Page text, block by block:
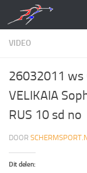
Doorgaan naar
VIDEO
26032011 ws
VELIKAIA
RUS 10 sd no
DOOR
Dit delen: